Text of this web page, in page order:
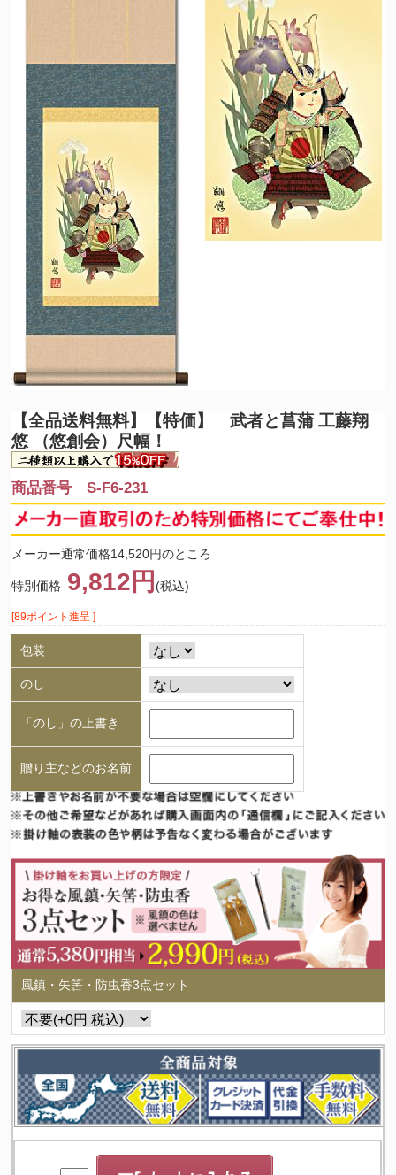
【全品送料無料】
【特価】 武者と菖蒲 工藤翔
悠 （悠創会）尺幅！
商品番号 S-F6-231
メーカー通常価格14,520円のところ
特別価格 9,812円 (税込)
[89ポイント進呈 ]
包装
のし
「のし」の上書き
贈り主などのお名前
風鎮・矢筈・防虫香3点セット